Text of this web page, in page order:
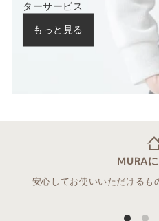
ターサービス
もっと見る
MURA
安心してお使いいただけるも